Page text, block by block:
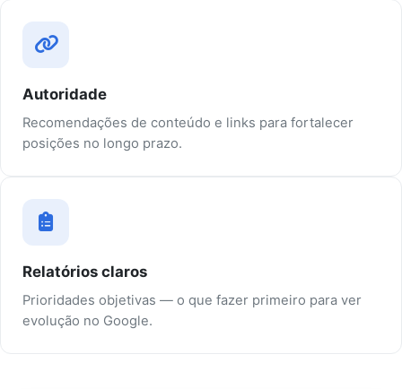
Autoridade
Recomendações de conteúdo e links para fortalecer
posições no longo prazo.
Relatórios claros
Prioridades objetivas — o que fazer primeiro para ver
evolução no Google.